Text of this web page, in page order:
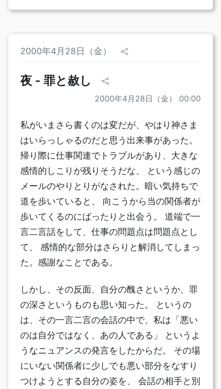
2000年4月28日（金）
夜 - 罪と赦し
2000年4月28日（金） 00:00
私がいまさら書くのは変だが、やはり神さま
はいらっしゃるのだと思う出来事があった。
帰り際に仕事関連でトラブルがあり、大きな
感情的しこりが残りそうだな、 という感じの
メールのやりとりがなされた。暗い気持ちで
道を歩いていると、 向こうから当の関係者が
歩いてくるのにばったりと出会う。 道端で一
言二言話をして、仕事の問題点は問題点とし
て、 感情的な部分はさらりと解消してしまっ
た。感謝なことである。
しかし、その反面、自分の醜さというか、罪
の深さというものも思い知った。 というの
は、その一言二言の会話の中で、私は「悪い
のは自分ではなく、あの人である」 というよ
うなニュアンスの発言をしたからだ。 その場
にいない関係者に少しでも悪い部分をなすり
つけようとする自分の姿を、 会話の相手と別